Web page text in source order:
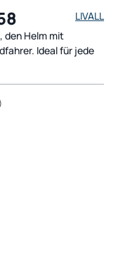
LIVALL
den Helm mit
Ideal für jede